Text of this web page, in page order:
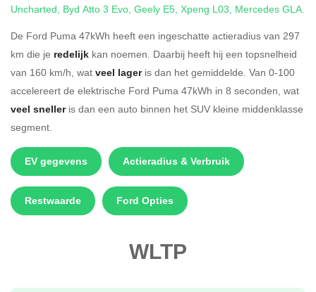
Uncharted, Byd Atto 3 Evo, Geely E5, Xpeng L03, Mercedes GLA.
De Ford Puma 47kWh heeft een ingeschatte actieradius van 297
km die je redelijk kan noemen. Daarbij heeft hij een topsnelheid
van 160 km/h, wat veel lageris dan het gemiddelde. Van 0-100
accelereert de elektrische Ford Puma 47kWh in 8 seconden, wat
veel snelleris dan een auto binnen het SUV kleine middenklasse
segment.
EV gegevens Actieradius & Verbruik
Restwaarde Ford Opties
WLTP